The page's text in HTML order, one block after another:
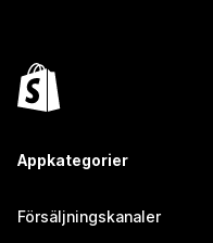
Appkategorier
Försäljningskanaler